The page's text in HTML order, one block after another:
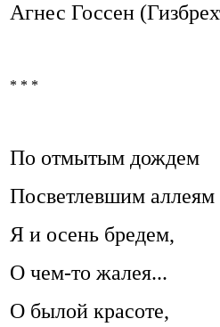
Агнес Госсен
* * *
По отмытым дождем
Посветлевшим аллеям
Я и осень бредем,
О чем-то жалея...
О былой красоте,